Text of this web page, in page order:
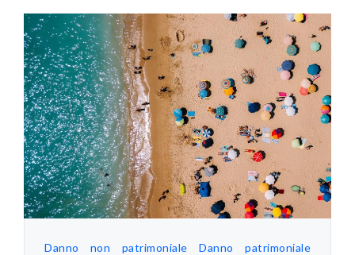
Danno non patrimoniale
Danno patrimoniale